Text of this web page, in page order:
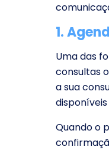
1.
Uma das
consultas
a sua
Quando o